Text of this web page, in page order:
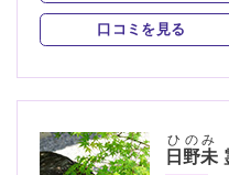
背後霊 死者霊の降霊
チャネリング オーラリ
サイキックリーディング
口コミを見る
日野未
ひのみ